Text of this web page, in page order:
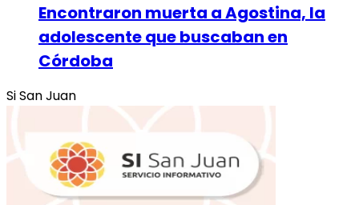
Encontraron muerta a Agostina, la
adolescente que buscaban en
Córdoba
Si San Juan